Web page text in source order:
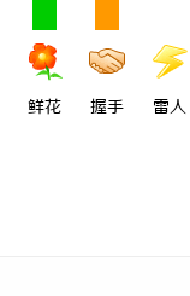
鲜花 握手 雷人